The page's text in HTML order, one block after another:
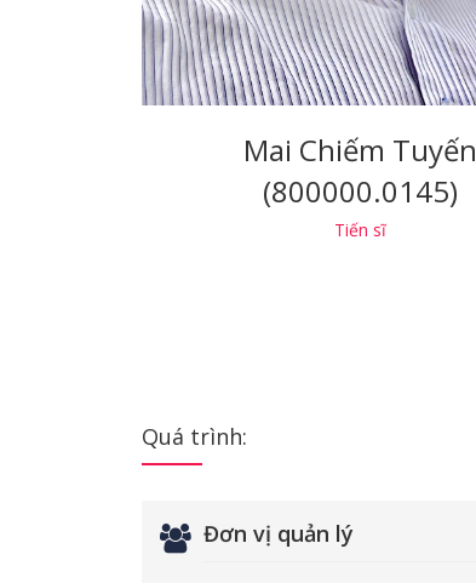
Mai Chiếm Tuyến
(800000.0145)
Tiến sĩ
Quá trình:
Đơn vị quản lý